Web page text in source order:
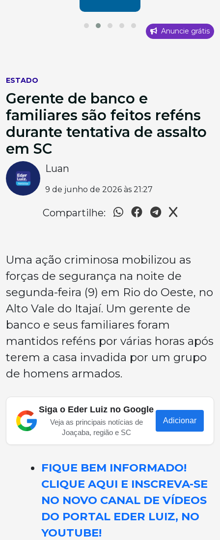
Anuncie grátis
ESTADO
Gerente de banco e
familiares são feitos reféns
durante tentativa de assalto
em SC
Luan
9 de junho de 2026 às 21:27
Compartilhe:
Uma ação criminosa mobilizou as
forças de segurança na noite de
segunda-feira (9) em Rio do Oeste, no
Alto Vale do Itajaí. Um gerente de
banco e seus familiares foram
mantidos reféns por várias horas após
terem a casa invadida por um grupo
de homens armados.
Siga o Eder Luiz no Google
Veja as principais notícias de
Joaçaba, região e SC
Adicionar
FIQUE BEM INFORMADO!
CLIQUE AQUI E INSCREVA-SE
NO NOVO CANAL DE VÍDEOS
DO PORTAL EDER LUIZ, NO
YOUTUBE!